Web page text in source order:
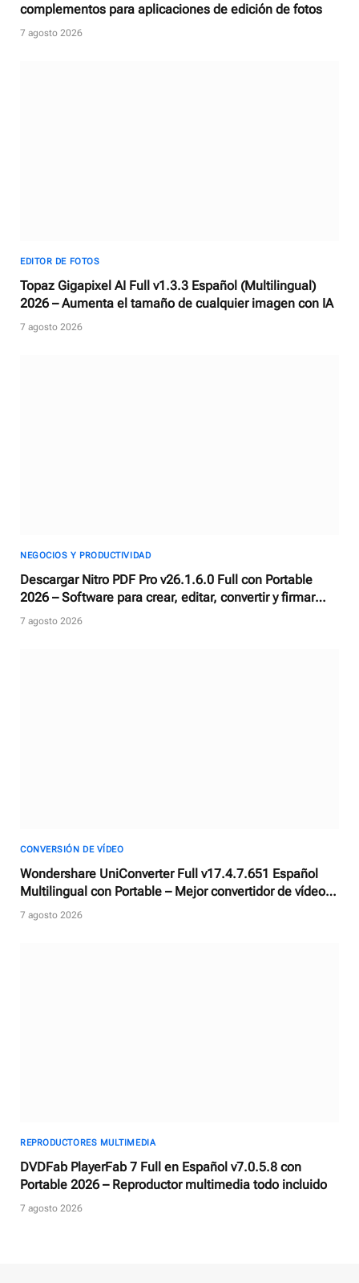
complementos para aplicaciones de edición de fotos
7 agosto 2026
EDITOR DE FOTOS
Topaz Gigapixel AI Full v1.3.3 Español (Multilingual)
2026 – Aumenta el tamaño de cualquier imagen con IA
7 agosto 2026
NEGOCIOS Y PRODUCTIVIDAD
Descargar Nitro PDF Pro v26.1.6.0 Full con Portable
2026 – Software para crear, editar, convertir y firmar
documentos PDF
7 agosto 2026
CONVERSIÓN DE VÍDEO
Wondershare UniConverter Full v17.4.7.651 Español
Multilingual con Portable – Mejor convertidor de vídeos
con AI
7 agosto 2026
REPRODUCTORES MULTIMEDIA
DVDFab PlayerFab 7 Full en Español v7.0.5.8 con
Portable 2026 – Reproductor multimedia todo incluido
7 agosto 2026